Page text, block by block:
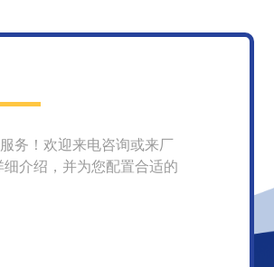
务！欢迎来电咨询或来厂
介绍，并为您配置合适的